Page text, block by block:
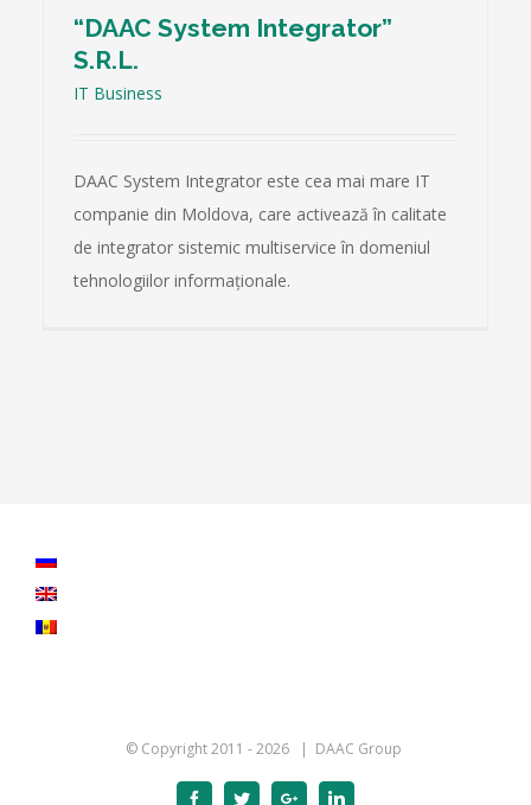
“DAAC System Integrator”
S.R.L.
IT Business
DAAC System Integrator este cea mai mare IT
companie din Moldova, care activează în calitate
de integrator sistemic multiservice în domeniul
tehnologiilor informaţionale.
© Copyright 2011 -2026 | DAAC Group
FacebookTwitterGoogle+Linkedin